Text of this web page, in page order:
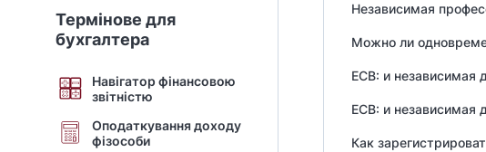
Термінове для
бухгалтера
Навігатор фінансовою
звітністю
Оподаткування доходу
фізособи
Независимая
Можно ли
ЕСВ: и независимая
ЕСВ: и независимая
Как